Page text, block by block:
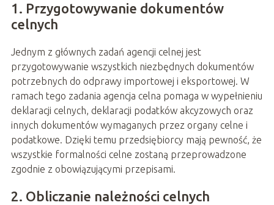
1. Przygotowywanie dokumentów
celnych
Jednym z głównych zadań agencji celnej jest
przygotowywanie wszystkich niezbędnych dokumentów
potrzebnych do odprawy importowej i eksportowej. W
ramach tego zadania agencja celna pomaga w wypełnieniu
deklaracji celnych, deklaracji podatków akcyzowych oraz
innych dokumentów wymaganych przez organy celne i
podatkowe. Dzięki temu przedsiębiorcy mają pewność, że
wszystkie formalności celne zostaną przeprowadzone
zgodnie z obowiązującymi przepisami.
2. Obliczanie należności celnych